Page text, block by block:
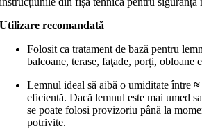
Utilizare recomandată
Folosit ca tratament de bază pentru
balcoane, terase, faţade, porți, obloane
Lemnul ideal să aibă o umiditate între≈
eficientă. Dacă lemnul este mai umed
se poate folosi provizoriu până la
potrivite.